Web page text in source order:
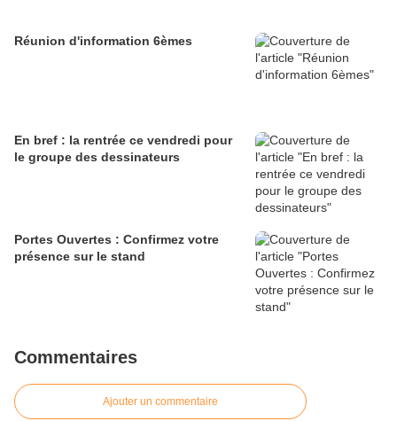
Réunion d'information 6èmes
En bref : la rentrée ce vendredi pour
le groupe des dessinateurs
Portes Ouvertes : Confirmez votre
présence sur le stand
Commentaires
Ajouter un commentaire